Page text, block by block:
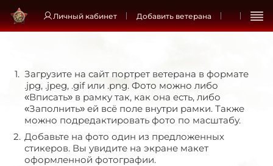
Личный кабинет Добавить ветерана
Загрузите на сайт портрет ветерана в формате
.jpg, .jpeg, .gif или .png. Фото можно либо
«Вписать» в рамку так, как она есть, либо
«Заполнить» ей всё поле внутри рамки. Также
можно подредактировать фото по масштабу.
Добавьте на фото один из предложенных
стикеров. Вы увидите на экране макет
оформленной фотографии.